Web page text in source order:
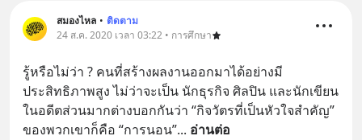
สมองไหล • ติดตาม
24 ส.ค. 2020 เวลา 03:22 • การศึกษา
รู้หรือไม่ว่า ? คนที่สร้างผลงานออกมาได้อย่างมี
ประสิทธิภาพสูง ไม่ว่าจะเป็น นักธุรกิจ ศิลปิน และนักเขียน
ในอดีตส่วนมากต่างบอกกันว่า “กิจวัตรที่เป็นหัวใจสำคัญ”
ของพวกเขาก็คือ “การนอน”... อ่านต่อ